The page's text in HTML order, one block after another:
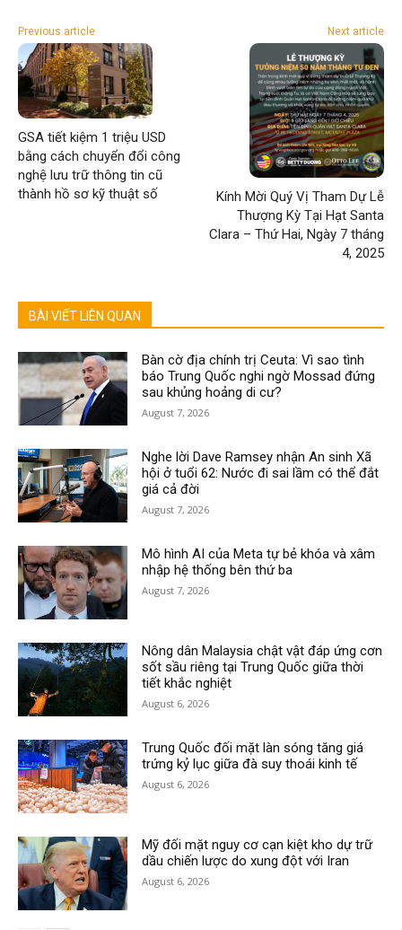
Previous article
GSA tiết kiệm 1 triệu USD
bằng cách chuyển đổi công
nghệ lưu trữ thông tin cũ
thành hồ sơ kỹ thuật số
Next article
Kính Mời Quý Vị Tham Dự Lễ
Thượng Kỳ Tại Hạt Santa
Clara – Thứ Hai, Ngày 7 tháng
4, 2025
BÀI VIẾT LIÊN QUAN
Bàn cờ địa chính trị Ceuta: Vì sao tình
báo Trung Quốc nghi ngờ Mossad đứng
sau khủng hoảng di cư?
August 7, 2026
Nghe lời Dave Ramsey nhận An sinh Xã
hội ở tuổi 62: Nước đi sai lầm có thể đắt
giá cả đời
August 7, 2026
Mô hình AI của Meta tự bẻ khóa và xâm
nhập hệ thống bên thứ ba
August 7, 2026
Nông dân Malaysia chật vật đáp ứng cơn
sốt sầu riêng tại Trung Quốc giữa thời
tiết khắc nghiệt
August 6, 2026
Trung Quốc đối mặt làn sóng tăng giá
trứng kỷ lục giữa đà suy thoái kinh tế
August 6, 2026
Mỹ đối mặt nguy cơ cạn kiệt kho dự trữ
dầu chiến lược do xung đột với Iran
August 6, 2026